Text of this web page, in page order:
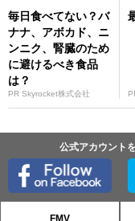
毎日食べてない？バ
ナナ、アボカド、ニ
ンニク、腎臓のため
に避けるべき食品
は？
PR Skyrocket株式会社
公式アカウント
FMV